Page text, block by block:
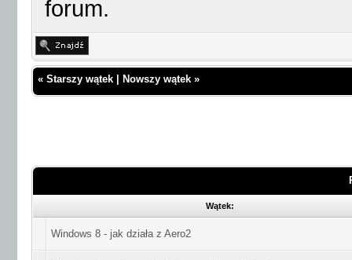
forum.
« Starszy wątek Nowszy wątek »
Wątek:
Windows 8 - jak działa z Aero2